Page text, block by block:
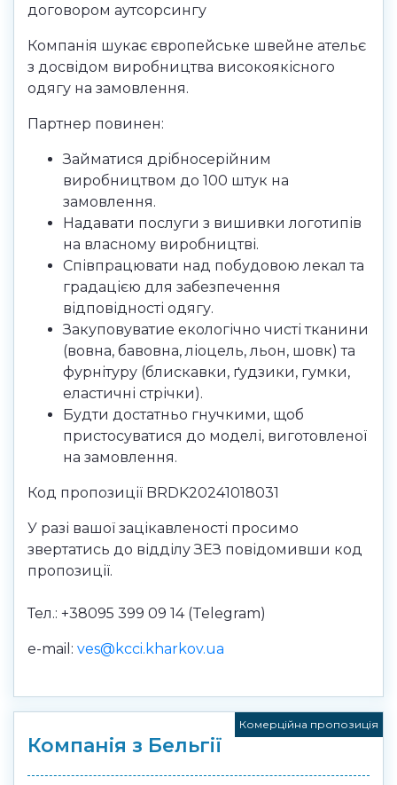
договором аутсорсингу
Компанія шукає європейське швейне ательє
з досвідом виробництва високоякісного
одягу на замовлення.
Партнер повинен:
Займатися дрібносерійним
виробництвом до 100 штук на
замовлення.
Надавати послуги з вишивки логотипів
на власному виробництві.
Співпрацювати над побудовою лекал та
градацією для забезпечення
відповідності одягу.
Закуповуватие екологічно чисті тканини
(вовна, бавовна, ліоцель, льон, шовк) та
фурнітуру (блискавки, ґудзики, гумки,
еластичні стрічки).
Будти достатньо гнучкими, щоб
пристосуватися до моделі, виготовленої
на замовлення.
Код пропозиції BRDK20241018031
У разі вашої зацікавленості просимо
звертатись до відділу ЗЕЗ повідомивши код
пропозиції.
Тел.: +38095 399 09 14 (Telegram)
e-mail: ves@kcci.kharkov.ua
Компанія з Бельгії
Комерційна пропозиція